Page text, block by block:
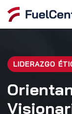
Ir al contenido
LIDERAZGO